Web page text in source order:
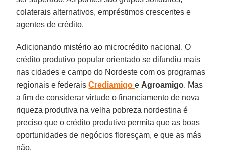
colaterais alternativos, empréstimos crescentes e
agentes de crédito.
Adicionando mistério ao microcrédito nacional. O
crédito produtivo popular orientado se difundiu mais
nas cidades e campo do Nordeste com os programas
regionais e federaisCrediamigoe Agroamigo. Mas
a fim de considerar virtude o financiamento de nova
riqueza produtiva na velha pobreza nordestina é
preciso que o crédito produtivo permita que as boas
oportunidades de negócios floresçam, e que as más
não.